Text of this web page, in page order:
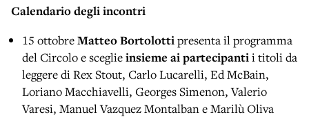
Calendario degli incontri
15 ottobreMatteo Bortolottipresenta il programma
del Circolo e sceglieinsieme ai partecipantii titoli da
leggere di Rex Stout, Carlo Lucarelli, Ed McBain,
Loriano Macchiavelli, Georges Simenon, Valerio
Varesi, Manuel Vazquez Montalban e Marilù Oliva